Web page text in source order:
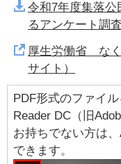
令和7年度集落公
るアンケート調
厚生労働省 な
サイト）
PDF形式のファイ
Reader DC（旧
お持ちでない方は
できます。